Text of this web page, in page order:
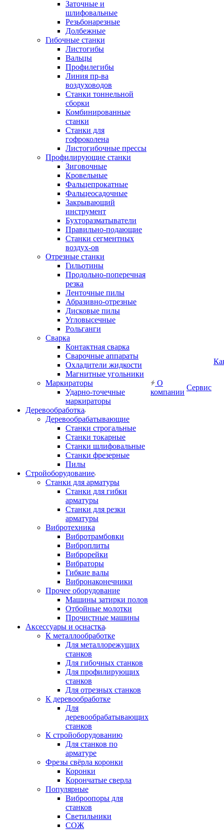
Заточные и
шлифовальные
Резьбонарезные
Долбежные
Гибочные станки
Листогибы
Вальцы
Профилегибы
Линия пр-ва
воздуховодов
Станки тоннельной
сборки
Комбинированные
станки
Станки для
гофроколена
Листогибочные прессы
Профилирующие станки
Зиговочные
Кровельные
Фальцепрокатные
Фальцеосадочные
Закрывающий
инструмент
Бухторазматыватели
Правильно-подающие
Станки сегментных
воздух-ов
Отрезные станки
Гильотины
Продольно-поперечная
резка
Ленточные пилы
Абразивно-отрезные
Дисковые пилы
Угловысечные
Рольганги
Сварка
Контактная сварка
Сварочные аппараты
Охладители жидкости
Магнитные угольники
Маркираторы
Ударно-точечные
маркираторы
Деревообработка
Деревообрабатывающие
Станки строгальные
Станки токарные
Станки шлифовальные
Станки фрезерные
Пилы
Стройоборудование
Станки для арматуры
Станки для гибки
арматуры
Станки для резки
арматуры
Вибротехника
Вибротрамбовки
Виброплиты
Виброрейки
Вибраторы
Гибкие валы
Вибронаконечники
Прочее оборудование
Машины затирки полов
Отбойные молотки
Прочистные машины
Аксeccyapы и оснастка
К металлообработке
Для металлорежущих
станков
Для гибочных станков
Для профилирующих
станков
Для отрезных станков
К деревообработке
Для
деревообрабатывающих
станков
К стройоборудованию
Для станков по
арматуре
Фрезы свёрла коронки
Коронки
Корончатые сверла
Популярные
Виброопоры для
станков
Светильники
СОЖ
О
компании
Сервис